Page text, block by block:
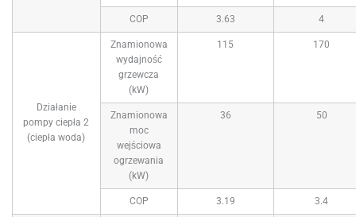
COP 3.63 4
Działanie
pompy ciepła 2
(ciepła woda)
Znamionowa
wydajność
grzewcza
(kW)
115 170
Znamionowa
moc
wejściowa
ogrzewania
(kW)
36 50
COP 3.19 3.4